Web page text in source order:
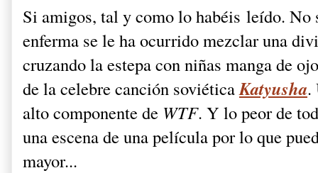
Si amigos, tal y como lo habéis leído. No
enferma se le ha ocurrido mezclar una
cruzando la estepa con niñas manga de
de la celebre canción soviéticaKatyusha.
alto componente de WTF. Y lo peor de
una escena de una película por lo que
mayor...